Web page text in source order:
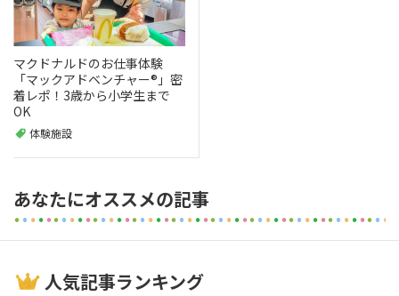
マクドナルドのお仕事体験
「マックアドベンチャー®」密
着レポ！3歳から小学生まで
OK
体験施設
あなたにオススメの記事
人気記事ランキング